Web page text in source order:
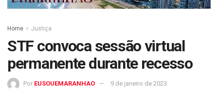
Home Justiça
STF convoca sessão virtual
permanente durante recesso
Por EUSOUEMARANHAO 9 de janeiro de 2023